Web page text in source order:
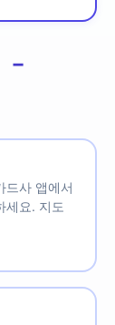
-
드사 앱에서
세요. 지도